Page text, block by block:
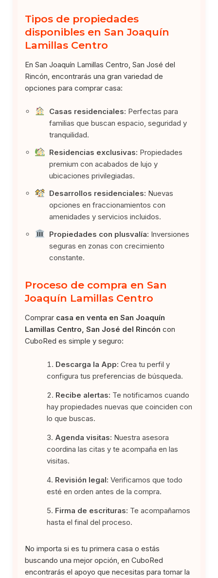
Tipos de propiedades
disponibles en San Joaquín
Lamillas Centro
En San Joaquín Lamillas Centro, San José del
Rincón, encontrarás una gran variedad de
opciones para comprar casa:
Casas residenciales: Perfectas para
familias que buscan espacio, seguridad y
tranquilidad.
Residencias exclusivas: Propiedades
premium con acabados de lujo y
ubicaciones privilegiadas.
Desarrollos residenciales: Nuevas
opciones en fraccionamientos con
amenidades y servicios incluidos.
Propiedades con plusvalía: Inversiones
seguras en zonas con crecimiento
constante.
Proceso de compra en San
Joaquín Lamillas Centro
Comprar casa en venta en San Joaquín
Lamillas Centro, San José del Rincón con
CuboRed es simple y seguro:
Descarga la App: Crea tu perfil y
configura tus preferencias de búsqueda.
Recibe alertas: Te notificamos cuando
hay propiedades nuevas que coinciden con
lo que buscas.
Agenda visitas: Nuestra asesora
coordina las citas y te acompaña en las
visitas.
Revisión legal: Verificamos que todo
esté en orden antes de la compra.
Firma de escrituras: Te acompañamos
hasta el final del proceso.
No importa si es tu primera casa o estás
buscando una mejor opción, en CuboRed
encontrarás el apoyo que necesitas para tomar la